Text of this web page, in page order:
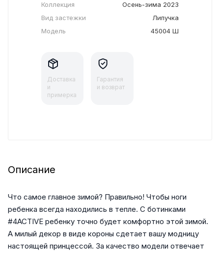
Коллекция
Осень-зима 2023
Вид застежки
Липучка
Модель
45004 Ш
Доставка
и
примерка
Гарантия
и возврат
Описание
Что самое главное зимой? Правильно! Чтобы ноги
ребенка всегда находились в тепле. С ботинками
#4ACTIVE ребенку точно будет комфортно этой зимой.
А милый декор в виде короны сдетает вашу модницу
настоящей принцессой. За качество модели отвечает